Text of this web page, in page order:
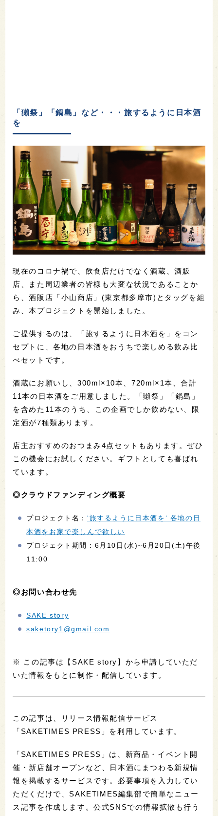
「獺祭」「鍋島」など・・・旅するように日本酒
を
現在のコロナ禍で、飲食店だけでなく酒蔵、酒販
店、また周辺業者の皆様も大変な状況であることか
ら、酒販店「小山商店」(東京都多摩市)とタッグを組
み、本プロジェクトを開始しました。
ご提供するのは、「旅するように日本酒を」をコン
セプトに、各地の日本酒をおうちで楽しめる飲み比
べセットです。
酒蔵にお願いし、300ml×10本、720ml×1本、合計
11本の日本酒をご用意しました。「獺祭」「鍋島」
を含めた11本のうち、この企画でしか飲めない、限
定酒が7種類あります。
店主おすすめのおつまみ4点セットもあります。ぜひ
この機会にお試しください。ギフトとしても喜ばれ
ています。
◎クラウドファンディング概要
プロジェクト名：‘旅するように日本酒を‘ 各地の日
本酒をお家で楽しんで欲しい
プロジェクト期間：6月10日(水)~6月20日(土)午後
11:00
◎お問い合わせ先
SAKE story
saketory1@gmail.com
※ この記事は【SAKE story】から申請していただ
いた情報をもとに制作・配信しています。
この記事は、リリース情報配信サービス
「SAKETIMES PRESS」を利用しています。
「SAKETIMES PRESS」は、新商品・イベント開
催・新店舗オープンなど、日本酒にまつわる新規情
報を掲載するサービスです。必要事項を入力してい
ただくだけで、SAKETIMES編集部で簡単なニュー
ス記事を作成します。公式SNSでの情報拡散も行う